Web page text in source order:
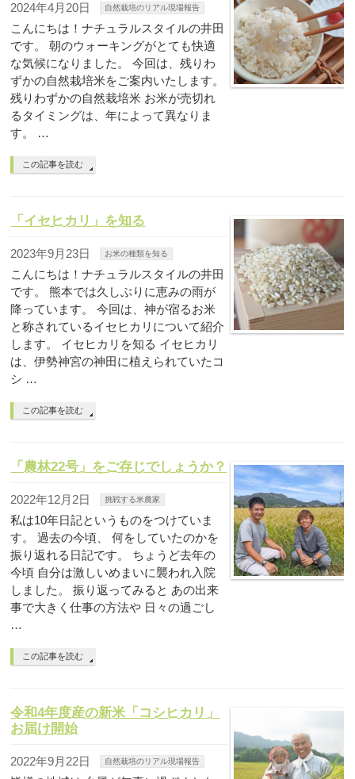
2024年4月20日 自然栽培のリアル現場報告
こんにちは！ナチュラルスタイルの井田
です。 朝のウォーキングがとても快適
な気候になりました。 今回は、残りわ
ずかの自然栽培米をご案内いたします。
残りわずかの自然栽培米 お米が売切れ
るタイミングは、年によって異なりま
す。 …
この記事を読む
「イセヒカリ」を知る
2023年9月23日 お米の種類を知る
こんにちは！ナチュラルスタイルの井田
です。 熊本では久しぶりに恵みの雨が
降っています。 今回は、神が宿るお米
と称されているイセヒカリについて紹介
します。 イセヒカリを知る イセヒカリ
は、伊勢神宮の神田に植えられていたコ
シ …
この記事を読む
「農林22号」をご存じでしょうか？
2022年12月2日 挑戦する米農家
私は10年日記というものをつけていま
す。 過去の今頃、 何をしていたのかを
振り返れる日記です。 ちょうど去年の
今頃 自分は激しいめまいに襲われ入院
しました。 振り返ってみると あの出来
事で大きく仕事の方法や 日々の過ごし
…
この記事を読む
令和4年度産の新米「コシヒカリ」
お届け開始
2022年9月22日 自然栽培のリアル現場報告